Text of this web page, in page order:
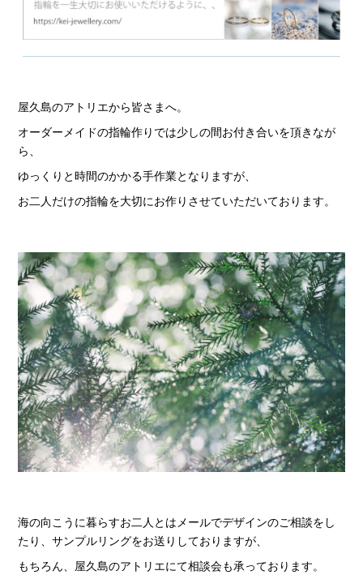
屋久島のアトリエから皆さまへ。
オーダーメイドの指輪作りでは少しの間お付き合いを頂きなが
ら、
ゆっくりと時間のかかる手作業となりますが、
お二人だけの指輪を大切にお作りさせていただいております。
海の向こうに暮らすお二人とはメールでデザインのご相談をし
たり、サンプルリングをお送りしておりますが、
もちろん、屋久島のアトリエにて相談会も承っております。